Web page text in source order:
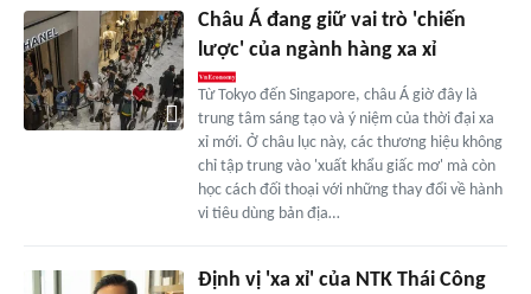
Châu Á đang giữ vai trò 'chiến
lược' của ngành hàng xa xỉ
Từ Tokyo đến Singapore, châu Á giờ đây là
trung tâm sáng tạo và ý niệm của thời đại xa
xỉ mới. Ở châu lục này, các thương hiệu không
chỉ tập trung vào 'xuất khẩu giấc mơ' mà còn
học cách đối thoại với những thay đổi về hành
vi tiêu dùng bản địa…
Định vị 'xa xỉ' của NTK Thái Công